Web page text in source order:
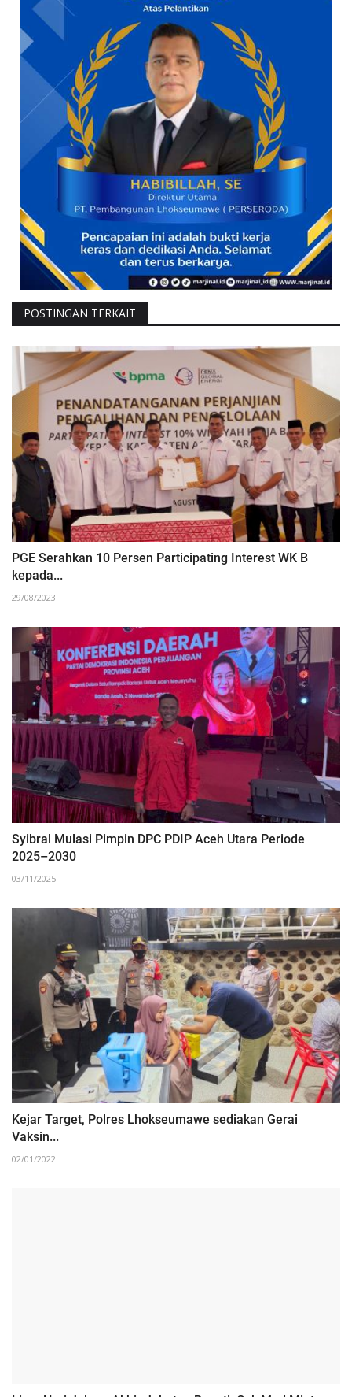
POSTINGAN TERKAIT
PGE Serahkan 10 Persen Participating Interest WK B
kepada...
29/08/2023
Syibral Mulasi Pimpin DPC PDIP Aceh Utara Periode
2025–2030
03/11/2025
Kejar Target, Polres Lhokseumawe sediakan Gerai
Vaksin...
02/01/2022